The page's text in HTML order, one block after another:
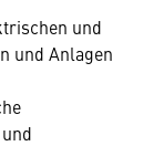
und
und Anlagen